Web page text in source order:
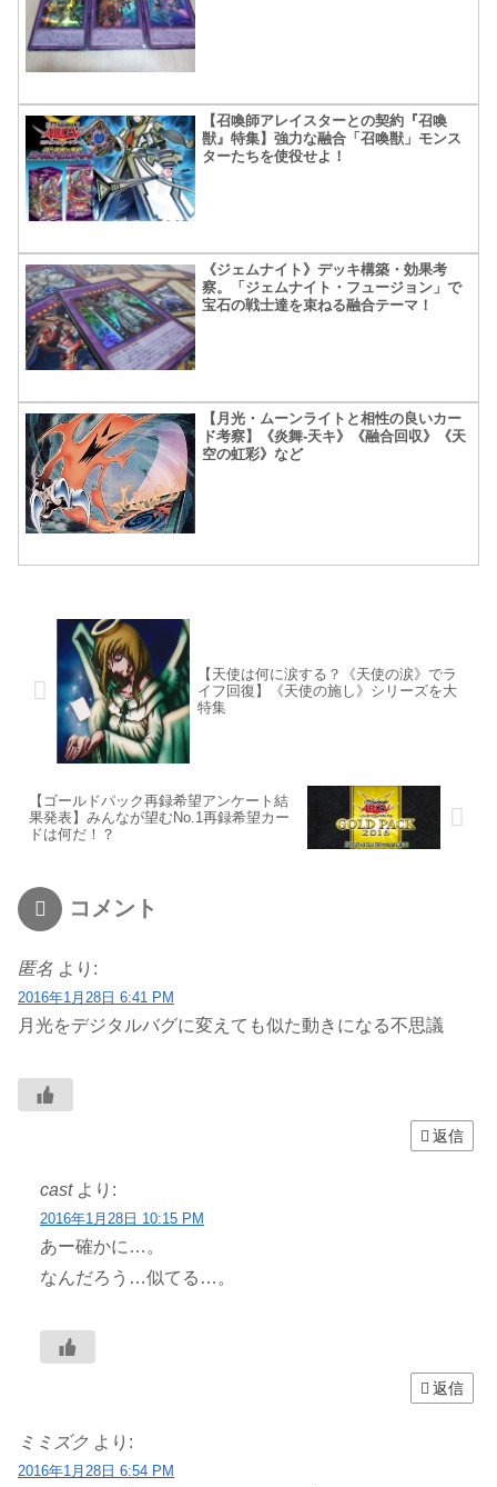
【召喚師アレイスターとの契約『召喚
獣』特集】強力な融合「召喚獣」モンス
ターたちを使役せよ！
《ジェムナイト》デッキ構築・効果考
察。「ジェムナイト・フュージョン」で
宝石の戦士達を束ねる融合テーマ！
【月光・ムーンライトと相性の良いカー
ド考察】《炎舞-天キ》《融合回収》《天
空の虹彩》など
【天使は何に涙する？《天使の涙》でラ
イフ回復】《天使の施し》シリーズを大
特集
【ゴールドパック再録希望アンケート結
果発表】みんなが望むNo.1再録希望カー
ドは何だ！？
コメント
匿名 より:
2016年1月28日 6:41 PM
月光をデジタルバグに変えても似た動きになる不思議
返信
cast より:
2016年1月28日 10:15 PM
あー確かに…。
なんだろう…似てる…。
返信
ミミズク より:
2016年1月28日 6:54 PM